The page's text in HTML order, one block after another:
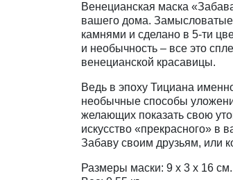
Венецианская маска
вашего дома. Замысловатые
камнями и сделано в 5-ти
и необычность – все это
венецианской красавицы.
Ведь в эпоху Тициана
необычные способы
желающих показать свою
искусство «прекрасного» в
Забаву своим друзьям, или
Размеры маски: 9 х 3 х 16 см.